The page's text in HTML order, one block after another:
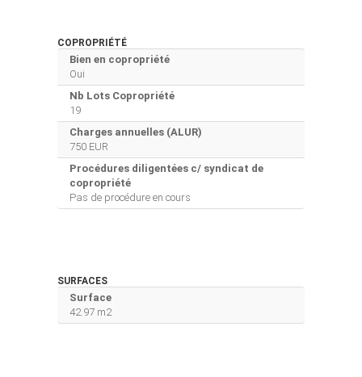
COPROPRIÉTÉ
Bien en copropriété
Oui
Nb Lots Copropriété
19
Charges annuelles (ALUR)
750 EUR
Procédures diligentées c/ syndicat de
copropriété
Pas de procédure en cours
SURFACES
Surface
42.97 m2